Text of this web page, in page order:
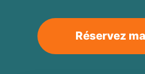
Réservez